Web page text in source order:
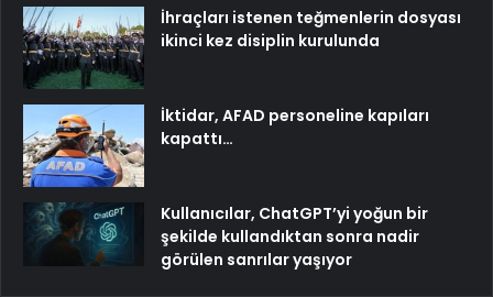
İhraçları istenen teğmenlerin dosyası
ikinci kez disiplin kurulunda
İktidar, AFAD personeline kapıları
kapattı…
Kullanıcılar, ChatGPT’yi yoğun bir
şekilde kullandıktan sonra nadir
görülen sanrılar yaşıyor